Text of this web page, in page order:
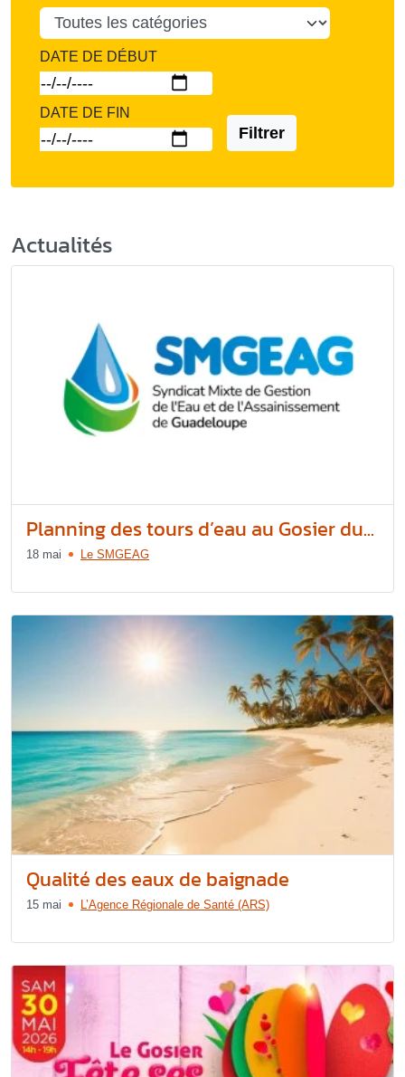
DATE DE DÉBUT
DATE DE FIN
Filtrer
Actualités
Planning des tours d’eau au Gosier du...
18 mai Le SMGEAG
Qualité des eaux de baignade
15 mai L’Agence Régionale de Santé (ARS)